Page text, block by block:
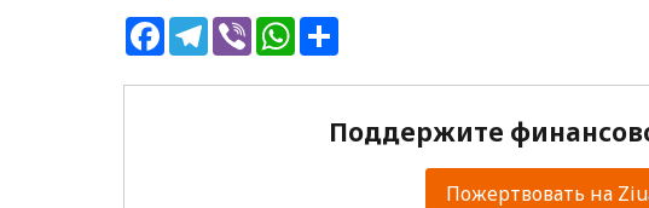
FacebookTelegram
ViberWhatsApp
Поддержите
Пожертвовать на